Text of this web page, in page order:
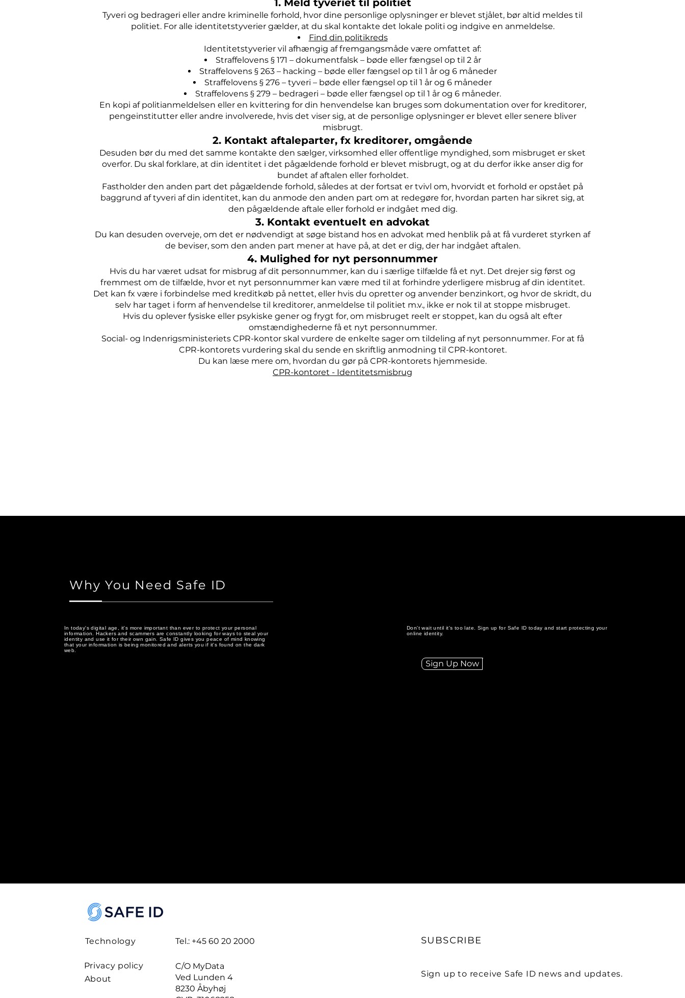
1. Meld tyveriet til politiet
Tyveri og bedrageri eller andre kriminelle forhold, hvor dine personlige oplysninger er blevet stjålet, bør altid meldes til
politiet. For alle identitetstyverier gælder, at du skal kontakte det lokale politi og indgive en anmeldelse.
Find din politikreds
Identitetstyverier vil afhængig af fremgangsmåde være omfattet af:
Straffelovens § 171 – dokumentfalsk – bøde eller fængsel op til 2 år
Straffelovens § 263 – hacking – bøde eller fængsel op til 1 år og 6 måneder
Straffelovens § 276 – tyveri – bøde eller fængsel op til 1 år og 6 måneder
Straffelovens § 279 – bedrageri – bøde eller fængsel op til 1 år og 6 måneder.
En kopi af politianmeldelsen eller en kvittering for din henvendelse kan bruges som dokumentation over for kreditorer,
pengeinstitutter eller andre involverede, hvis det viser sig, at de personlige oplysninger er blevet eller senere bliver
misbrugt.
2. Kontakt aftaleparter, fx kreditorer, omgående
Desuden bør du med det samme kontakte den sælger, virksomhed eller offentlige myndighed, som misbruget er sket
overfor. Du skal forklare, at din identitet i det pågældende forhold er blevet misbrugt, og at du derfor ikke anser dig for
bundet af aftalen eller forholdet.
Fastholder den anden part det pågældende forhold, således at der fortsat er tvivl om, hvorvidt et forhold er opstået på
baggrund af tyveri af din identitet, kan du anmode den anden part om at redegøre for, hvordan parten har sikret sig, at
den pågældende aftale eller forhold er indgået med dig.
3. Kontakt eventuelt en advokat
Du kan desuden overveje, om det er nødvendigt at søge bistand hos en advokat med henblik på at få vurderet styrken af
de beviser, som den anden part mener at have på, at det er dig, der har indgået aftalen.
4. Mulighed for nyt personnummer
Hvis du har været udsat for misbrug af dit personnummer, kan du i særlige tilfælde få et nyt. Det drejer sig først og
fremmest om de tilfælde, hvor et nyt personnummer kan være med til at forhindre yderligere misbrug af din identitet.
Det kan fx være i forbindelse med kreditkøb på nettet, eller hvis du opretter og anvender benzinkort, og hvor de skridt, du
selv har taget i form af henvendelse til kreditorer, anmeldelse til politiet m.v., ikke er nok til at stoppe misbruget.
Hvis du oplever fysiske eller psykiske gener og frygt for, om misbruget reelt er stoppet, kan du også alt efter
omstændighederne få et nyt personnummer.
Social- og Indenrigsministeriets CPR-kontor skal vurdere de enkelte sager om tildeling af nyt personnummer. For at få
CPR-kontorets vurdering skal du sende en skriftlig anmodning til CPR-kontoret.
Du kan læse mere om, hvordan du gør på CPR-kontorets hjemmeside.
CPR-kontoret - Identitetsmisbrug
Why You Need Safe ID
In today's digital age, it's more important than ever to protect your personal
information. Hackers and scammers are constantly looking for ways to steal your
identity and use it for their own gain. Safe ID gives you peace of mind knowing
that your information is being monitored and alerts you if it's found on the dark
web.
Don't wait until it's too late. Sign up for Safe ID today and start protecting your
online identity.
Sign Up Now
Technology
Privacy policy
About
Tel.: +45 60 20 2000
C/O MyData
Ved Lunden 4
8230 Åbyhøj
SUBSCRIBE
Sign up to receive Safe ID news and updates.